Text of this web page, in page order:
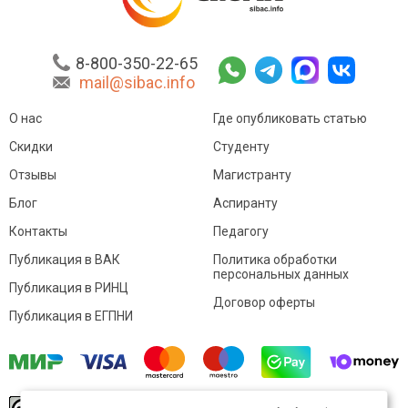
8-800-350-22-65
mail@sibac.info
О нас
Скидки
Отзывы
Блог
Контакты
Где опубликовать статью
Студенту
Магистранту
Аспиранту
Педагогу
Публикация в ВАК
Публикация в РИНЦ
Публикация в ЕГПНИ
Политика обработки
персональных данных
Договор оферты